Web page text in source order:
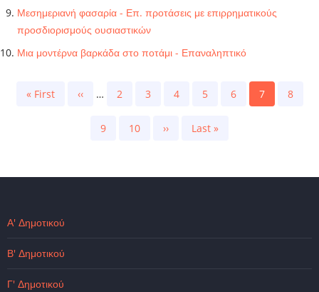
Μεσημεριανή φασαρία - Επ. προτάσεις με επιρρηματικούς
προσδιορισμούς ουσιαστικών
Μια μοντέρνα βαρκάδα στο ποτάμι - Επαναληπτικό
First
« First
Previous
‹‹ … Page
2 Page
3 Page
4 Page
5 Page
6
Current
7 Page
8
Page
9 Page
10
Next
››
Last
Last »
Α' Δημοτικού
Β' Δημοτικού
Γ' Δημοτικού